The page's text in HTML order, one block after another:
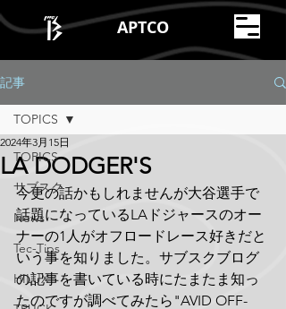
APTCO
記事
TOPICS
サブスク
News
Tec-Tips
HILUX
TOPICS
LA DODGER'S
2024年3月15日
今更の話かもしれませんが大谷選手で
話題になっているLAドジャースのオー
ナーの1人がオフロードレース好きだと
いう事を知りました。サブスクブログ
の記事を書いている時にたまたま知っ
たのですが調べてみたら"AVID OFF-